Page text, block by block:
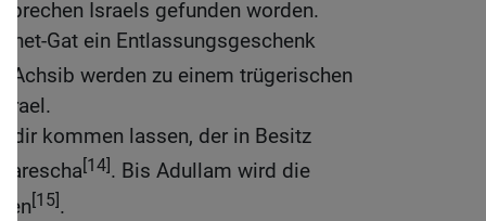
Israels gefunden worden.
Gat ein Entlassungsgeschenk
Achsib werden zu einem trügerischen
dir kommen lassen, der in Besitz
[14]. Bis Adullam wird die
[15].